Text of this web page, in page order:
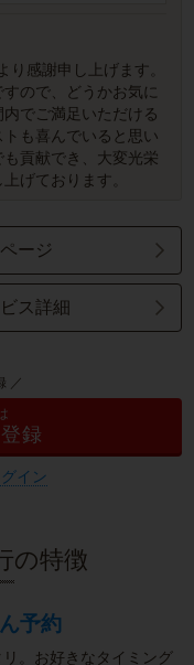
感謝申し上げます。
ので、どうかお気に
でご満足いただける
も喜んでいると思い
貢献でき、大変光栄
げております。
ージ
ス詳細
／
録
グイン
の特徴
予約
。お好きなタイミング